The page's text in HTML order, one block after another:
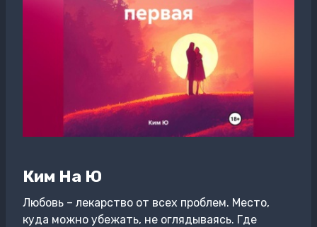
Ким На Ю
Любовь – лекарство от всех проблем. Место,
куда можно убежать, не оглядываясь. Где